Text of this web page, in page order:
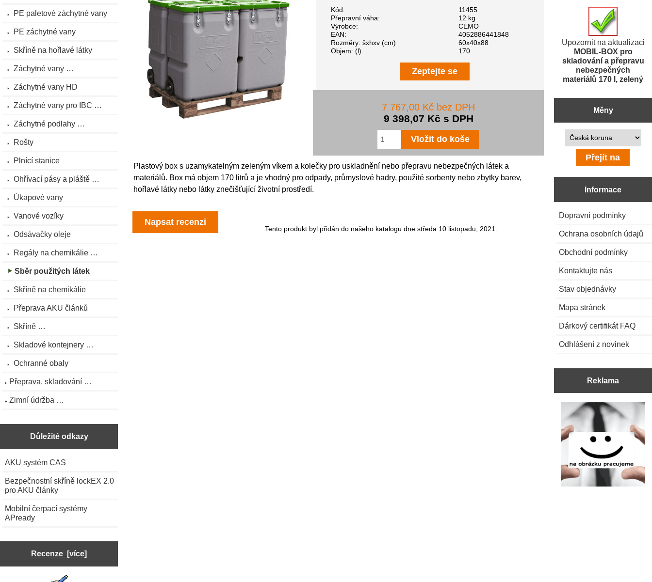
PE paletové záchytné vany
PE záchytné vany
Skříně na hořlavé látky
Záchytné vany …
Záchytné vany HD
Záchytné vany pro IBC …
Záchytné podlahy …
Rošty
Plnící stanice
Ohřívací pásy a pláště …
Úkapové vany
Vanové vozíky
Odsávačky oleje
Regály na chemikálie …
Sběr použitých látek
Skříně na chemikálie
Přeprava AKU článků
Skříně …
Skladové kontejnery …
Ochranné obaly
Přeprava, skladování …
Zimní údržba …
Důležité odkazy
AKU systém CAS
Bezpečnostní skříně lockEX 2.0
pro AKU články
Mobilní čerpací systémy
APready
Recenze [více]
Kód:
11455
Přepravní váha:
12 kg
Výrobce:
CEMO
EAN:
4052886441848
Rozměry: šxhxv (cm)
60x40x88
Objem: (l)
170
Zeptejte se
7 767,00 Kč bez DPH
9 398,07 Kč s DPH
Plastový box s uzamykatelným zeleným víkem a kolečky pro uskladnění nebo přepravu nebezpečných látek a
materiálů. Box má objem 170 litrů a je vhodný pro odpady, průmyslové hadry, použité sorbenty nebo zbytky barev,
hořlavé látky nebo látky znečišťující životní prostředí.
Napsat recenzi
Tento produkt byl přidán do našeho katalogu dne středa 10 listopadu, 2021.
Upozornit na aktualizaci
MOBIL-BOX pro
skladování a přepravu
nebezpečných
materiálů 170 l, zelený
Měny
Prosím vyberte ...
Informace
Dopravní podmínky
Ochrana osobních údajů
Obchodní podmínky
Kontaktujte nás
Stav objednávky
Mapa stránek
Dárkový certifikát FAQ
Odhlášení z novinek
Reklama